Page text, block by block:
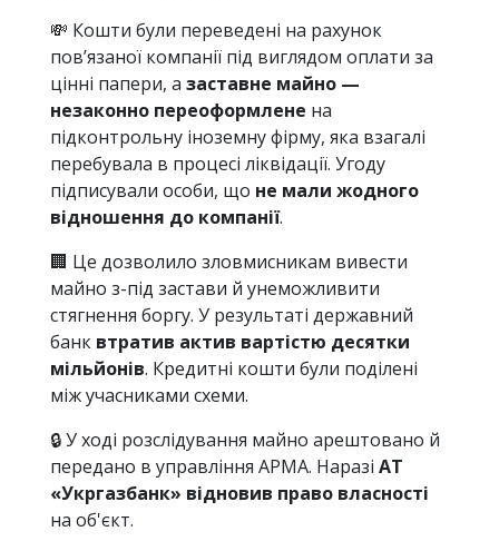
💸 Кошти були переведені на рахунок
пов’язаної компанії під виглядом оплати за
цінні папери, а заставне майно —
незаконно переоформлене на
підконтрольну іноземну фірму, яка взагалі
перебувала в процесі ліквідації. Угоду
підписували особи, що не мали жодного
відношення до компанії.
🏢 Це дозволило зловмисникам вивести
майно з-під застави й унеможливити
стягнення боргу. У результаті державний
банк втратив актив вартістю десятки
мільйонів. Кредитні кошти були поділені
між учасниками схеми.
🔒 У ході розслідування майно арештовано й
передано в управління АРМА. Наразі АТ
«Укргазбанк» відновив право власності
на об'єкт.